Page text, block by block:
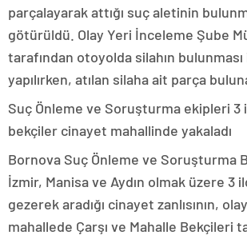
parçalayarak attığı suç aletinin
götürüldü. Olay Yeri İnceleme Şube
tarafından otoyolda silahın bulunması
yapılırken, atılan silaha ait parça
Suç Önleme ve Soruşturma ekipleri 3
bekçiler cinayet mahallinde yakaladı
Bornova Suç Önleme ve Soruşturma
İzmir, Manisa ve Aydın olmak üzere 3
gezerek aradığı cinayet zanlısının,
mahallede Çarşı ve Mahalle Bekçileri